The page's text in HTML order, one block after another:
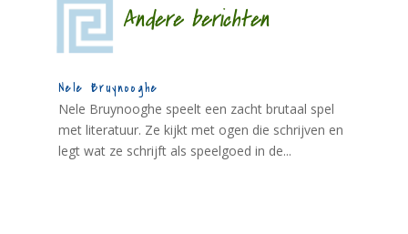
Andere berichten
Nele Bruynooghe
Nele Bruynooghe speelt een zacht brutaal spel
met literatuur. Ze kijkt met ogen die schrijven en
legt wat ze schrijft als speelgoed in de...